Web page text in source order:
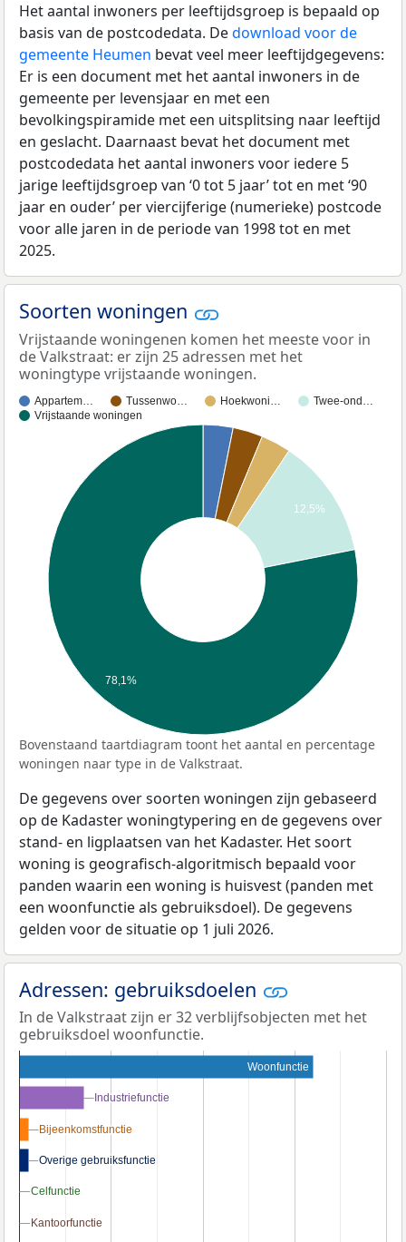
Het aantal inwoners per leeftijdsgroep is bepaald op
basis van de postcodedata. Dedownload voor de
gemeente Heumen bevat veel meer leeftijdgegevens:
Er is een document met het aantal inwoners in de
gemeente per levensjaar en met een
bevolkingspiramide met een uitsplitsing naar leeftijd
en geslacht. Daarnaast bevat het document met
postcodedata het aantal inwoners voor iedere 5
jarige leeftijdsgroep van ‘0 tot 5 jaar’ tot en met ‘90
jaar en ouder’ per viercijferige (numerieke) postcode
voor alle jaren in de periode van 1998 tot en met
2025.
Soorten woningen
Vrijstaande woningenen komen het meeste voor in
de Valkstraat: er zijn 25 adressen met het
woningtype vrijstaande woningen.
Appartem… Tussenwo… Hoekwoni…
Twee-ond…
Vrijstaande woningen
12,5%
78,1%
Bovenstaand taartdiagram toont het aantal en percentage
woningen naar type in de Valkstraat.
De gegevens over soorten woningen zijn gebaseerd
op de Kadaster woningtypering en de gegevens over
stand- en ligplaatsen van het Kadaster. Het soort
woning is geografisch-algoritmisch bepaald voor
panden waarin een woning is huisvest (panden met
een woonfunctie als gebruiksdoel). De gegevens
gelden voor de situatie op 1 juli 2026.
Adressen: gebruiksdoelen
In de Valkstraat zijn er 32 verblijfsobjecten met het
gebruiksdoel woonfunctie.
Woonfunctie
Industriefunctie
Industriefunctie
Bijeenkomstfunctie
Bijeenkomstfunctie
Overige gebruiksfunctie
Overige gebruiksfunctie
Celfunctie
Celfunctie
Kantoorfunctie
Kantoorfunctie